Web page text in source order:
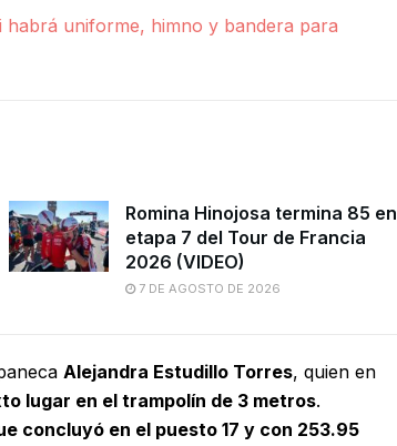
habrá uniforme, himno y bandera para
Romina Hinojosa termina 85 en
etapa 7 del Tour de Francia
2026 (VIDEO)
7 DE AGOSTO DE 2026
Alejandra Estudillo Torres, quien en
lugar en el trampolín de 3 metros.
concluyó en el puesto 17 y con 253.95